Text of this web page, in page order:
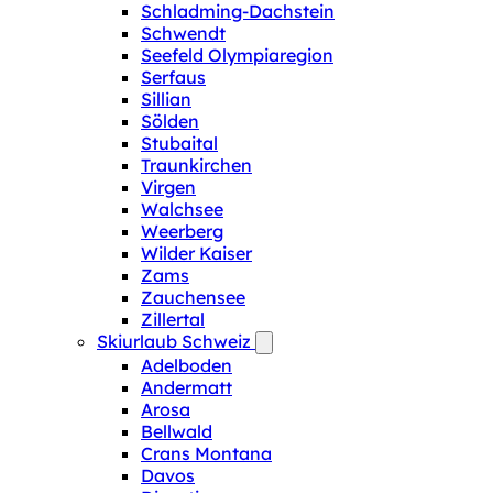
Schladming-Dachstein
Schwendt
Seefeld Olympiaregion
Serfaus
Sillian
Sölden
Stubaital
Traunkirchen
Virgen
Walchsee
Weerberg
Wilder Kaiser
Zams
Zauchensee
Zillertal
Skiurlaub Schweiz
Adelboden
Andermatt
Arosa
Bellwald
Crans Montana
Davos